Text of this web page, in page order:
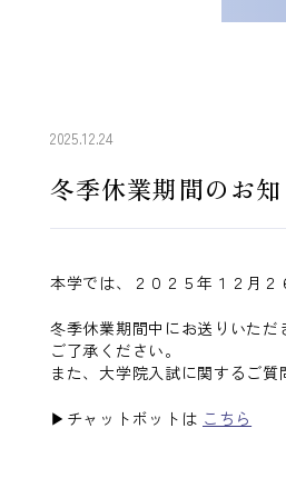
2025.12.24
冬季休業期間のお
本学では、２０２５年１２月
冬季休業期間中にお送りいた
ご了承ください。
また、大学院入試に関するご
▶チャットボットは こちら